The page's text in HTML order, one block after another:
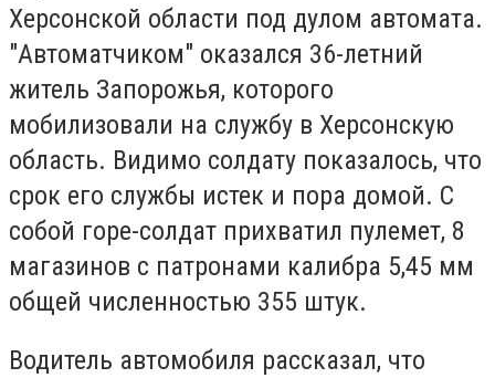
Херсонской области под дулом автомата.
"Автоматчиком" оказался 36-летний
житель Запорожья, которого
мобилизовали на службу в Херсонскую
область. Видимо солдату показалось, что
срок его службы истек и пора домой. С
собой горе-солдат прихватил пулемет, 8
магазинов с патронами калибра 5,45 мм
общей численностью 355 штук.
Водитель автомобиля рассказал, что